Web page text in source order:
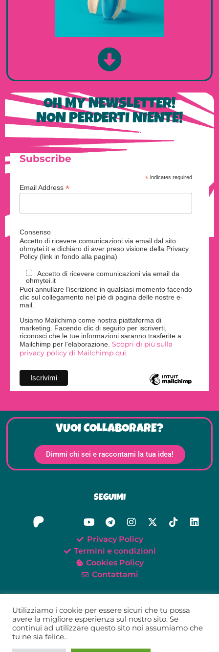
OH MY NEWSLETTER!
NON PERDERTI NIENTE!
Subscribe
* indicates required
Email Address *
Consenso
Accetto di ricevere comunicazioni via email dal sito
ohmytei.it e dichiaro di aver preso visione della Privacy
Policy (link in fondo alla pagina)
Accetto di ricevere comunicazioni via email da
ohmytei.it
Puoi annullare l'iscrizione in qualsiasi momento facendo
clic sul collegamento nel piè di pagina delle nostre e-
mail.
Usiamo Mailchimp come nostra piattaforma di
marketing. Facendo clic di seguito per iscriverti,
riconosci che le tue informazioni saranno trasferite a
Mailchimp per l'elaborazione. Scopri di più sulla
privacy policy di Mailchimp qui.
VUOI COLLABORARE?
Dimmi chi sei e raccontami la tua idea!
SEGUIMI
Privacy Policy
Termini e condizioni
Cookies Policy
Contattami
Tei Giunta – P.IVA 02579520418
Utilizziamo i cookie per essere sicuri che tu possa
avere la migliore esperienza sul nostro sito. Se
continui ad utilizzare questo sito noi assumiamo che
tu ne sia felice..